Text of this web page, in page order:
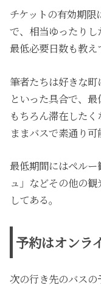
チケットの有効期
で、相当ゆったり
最低必要日数も教え
筆者たちは好きな
といった具合で、最
もちろん滞在した
ままバスで素通り可
最低期間にはペル
ュ」などその他の
してある。
予約はオンラ
次の行き先のバス